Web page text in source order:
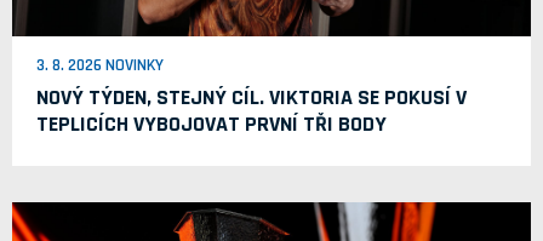
3. 8. 2026 NOVINKY
NOVÝ TÝDEN, STEJNÝ CÍL. VIKTORIA SE POKUSÍ V
TEPLICÍCH VYBOJOVAT PRVNÍ TŘI BODY